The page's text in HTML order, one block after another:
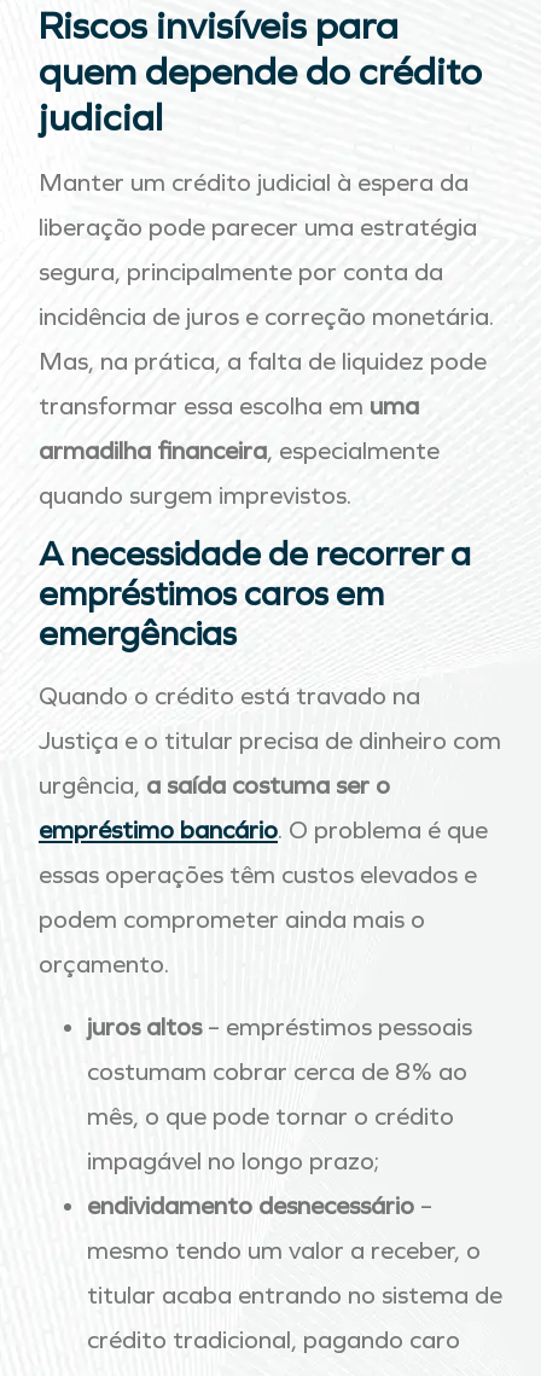
Riscos invisíveis para
quem depende do crédito
judicial
Manter um crédito judicial à espera da
liberação pode parecer uma estratégia
segura, principalmente por conta da
incidência de juros e correção monetária.
Mas, na prática, a falta de liquidez pode
transformar essa escolha em uma
armadilha financeira, especialmente
quando surgem imprevistos.
A necessidade de recorrer a
empréstimos caros em
emergências
Quando o crédito está travado na
Justiça e o titular precisa de dinheiro com
urgência, a saída costuma ser o
empréstimo bancário. O problema é que
essas operações têm custos elevados e
podem comprometer ainda mais o
orçamento.
juros altos – empréstimos pessoais
costumam cobrar cerca de 8% ao
mês, o que pode tornar o crédito
impagável no longo prazo;
endividamento desnecessário –
mesmo tendo um valor a receber, o
titular acaba entrando no sistema de
crédito tradicional, pagando caro